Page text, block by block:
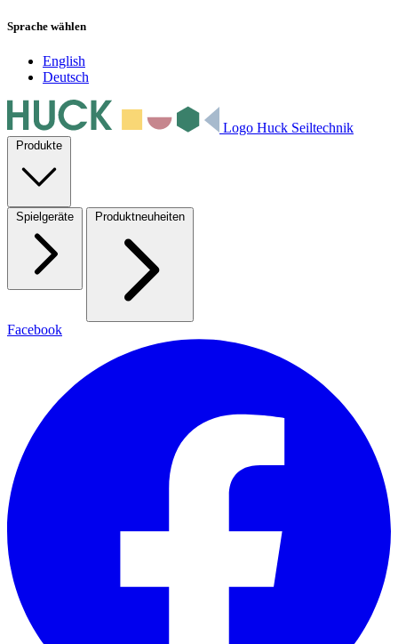
Sprache wählen
English
Deutsch
Logo Huck Seiltechnik
Produkte
Spielgeräte Produktneuheiten
Facebook